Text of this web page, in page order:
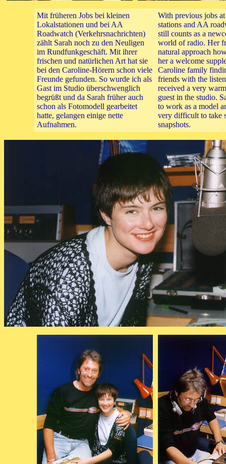
Mit früheren Jobs bei kleinen
Lokalstationen und bei AA
Roadwatch (Verkehrsnachrichten)
zählt Sarah noch zu den Neuligen
im Rundfunkgeschäft. Mit ihrer
frischen und natürlichen Art hat sie
bei den Caroline-Hörern schon viele
Freunde gefunden. So wurde ich als
Gast im Studio überschwenglich
begrüßt und da Sarah früher auch
schon als Fotomodell gearbeitet
hatte, gelangen einige nette
Aufnahmen.
With previous jobs
stations and AA
still counts as a
world of radio. Her
natural approach
her a welcome
Caroline family
friends with the
received a very
guest in the studio.
to work as a model
very difficult to take
snapshots.